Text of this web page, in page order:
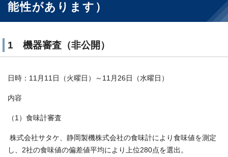
能性があります）
1 機器審査（非公開）
日時：11月11日（火曜日）～11月26日（水曜日）
内容
（1）食味計審査
株式会社サタケ、静岡製機株式会社の食味計により食味値を測定
し、2社の食味値の偏差値平均により上位280点を選出。